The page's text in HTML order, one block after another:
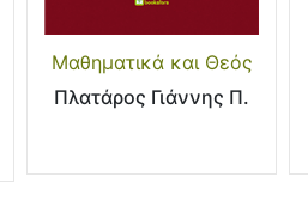
Μαθηματικά και Θεός
Πλατάρος Γιάννης Π.